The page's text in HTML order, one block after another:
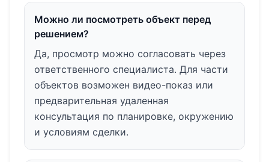
Можно ли посмотреть объект перед
решением?
Да, просмотр можно согласовать через
ответственного специалиста. Для части
объектов возможен видео-показ или
предварительная удаленная
консультация по планировке, окружению
и условиям сделки.